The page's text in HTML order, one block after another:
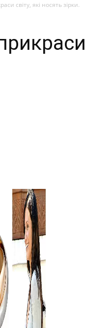
світу, які носять зірки.